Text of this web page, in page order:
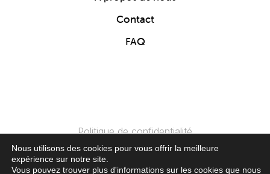
Contact
FAQ
Politique de confidentialité
© 2024 Clics Toys. Tous Droits Réservés.
Nous utilisons des cookies pour vous offrir la meilleure
expérience sur notre site.
Vous pouvez trouver plus d'informations sur les cookies que nous